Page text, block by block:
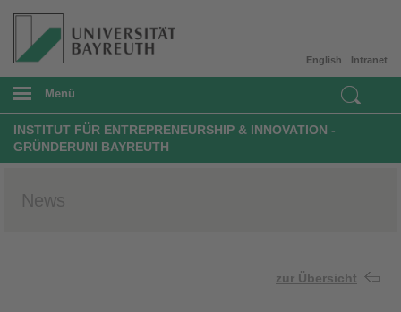
Intranet
English
Menü
INSTITUT FÜR ENTREPRENEURSHIP & INNOVATION -
GRÜNDERUNI BAYREUTH
News
zur Übersicht